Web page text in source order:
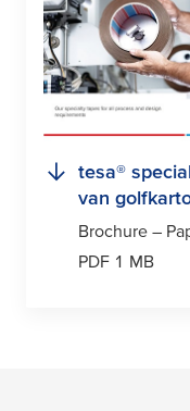
tesa®
van
Brochure –
PDF 1 MB